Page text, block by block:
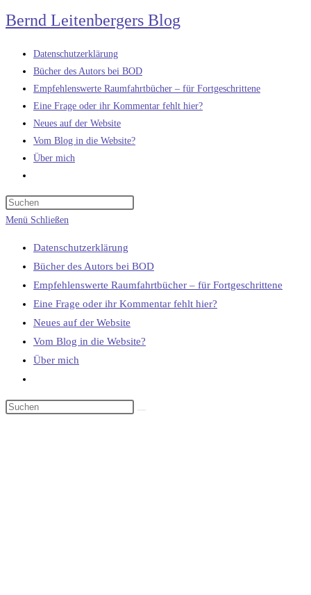
Zum
Inhalt
springen
Bernd Leitenbergers Blog
Datenschutzerklärung
Bücher des Autors bei BOD
Empfehlenswerte Raumfahrtbücher – für Fortgeschrittene
Eine Frage oder ihr Kommentar fehlt hier?
Neues auf der Website
Vom Blog in die Website?
Über mich
umschalten
Menü Schließen
Datenschutzerklärung
Bücher des Autors bei BOD
Empfehlenswerte Raumfahrtbücher – für Fortgeschrittene
Eine Frage oder ihr Kommentar fehlt hier?
Neues auf der Website
Vom Blog in die Website?
Über mich
umschalten